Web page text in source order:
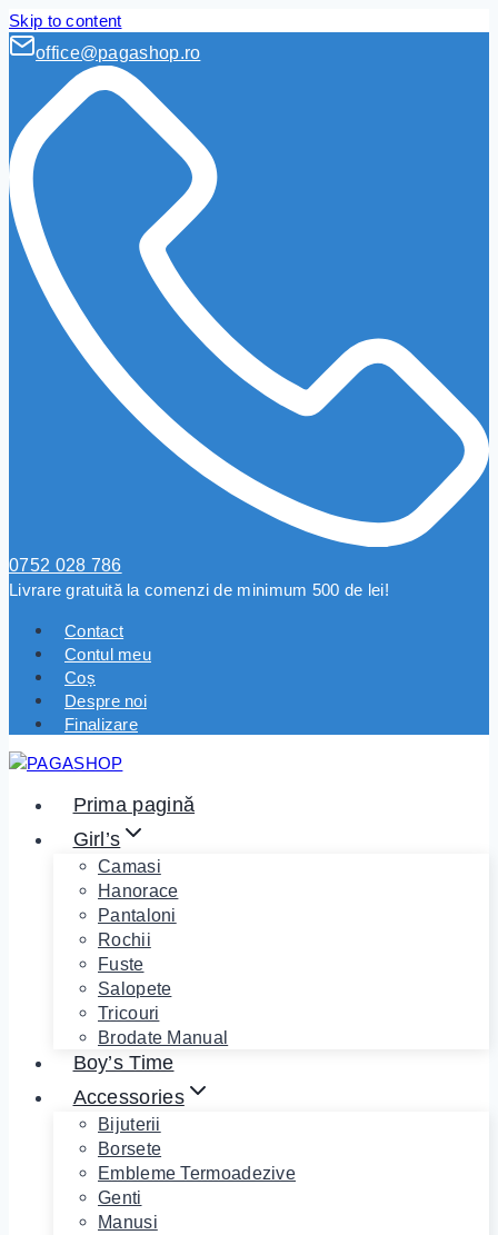
Skip to content
office@pagashop.ro
0752 028 786
Livrare gratuită la comenzi de minimum 500 de lei!
Contact
Contul meu
Coș
Despre noi
Finalizare
Prima pagină
Girl’s
Camasi
Hanorace
Pantaloni
Rochii
Fuste
Salopete
Tricouri
Brodate Manual
Boy’s Time
Accessories
Bijuterii
Borsete
Embleme Termoadezive
Genti
Manusi